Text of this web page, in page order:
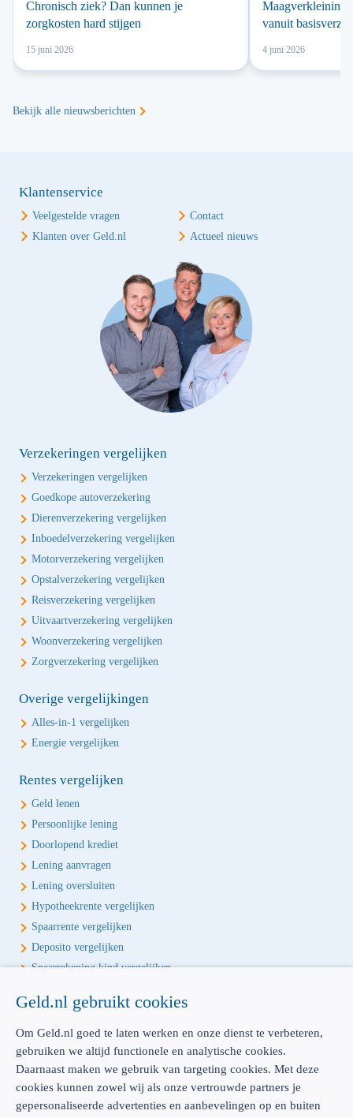
Chronisch ziek? Dan kunnen je
zorgkosten hard stijgen
15 juni 2026
Maagverkleining
vanuit
4 juni 2026
Bekijk alle nieuwsberichten
Klantenservice
Veelgestelde vragen
Contact
Klanten over Geld.nl
Actueel nieuws
Verzekeringen vergelijken
Verzekeringen vergelijken
Goedkope autoverzekering
Dierenverzekering vergelijken
Inboedelverzekering vergelijken
Motorverzekering vergelijken
Opstalverzekering vergelijken
Reisverzekering vergelijken
Uitvaartverzekering vergelijken
Woonverzekering vergelijken
Zorgverzekering vergelijken
Overige vergelijkingen
Alles-in-1 vergelijken
Energie vergelijken
Rentes vergelijken
Geld lenen
Persoonlijke lening
Doorlopend krediet
Lening aanvragen
Lening oversluiten
Hypotheekrente vergelijken
Spaarrente vergelijken
Deposito vergelijken
Spaarrekening kind vergelijken
Écht onafhankelijk vergelijken
Geld.nl is de écht onafhankelijke vergelijker voor je verzekeringen en
bankproducten. Vergelijk, kies het beste product voor jou en betaal
geen euro te veel!
Geld.nl gebruikt cookies
Om Geld.nl goed te laten werken en onze dienst te verbeteren,
gebruiken we altijd functionele en analytische cookies.
Daarnaast maken we gebruik van targeting cookies. Met deze
cookies kunnen zowel wij als onze vertrouwde partners je
gepersonaliseerde advertenties en aanbevelingen op en buiten